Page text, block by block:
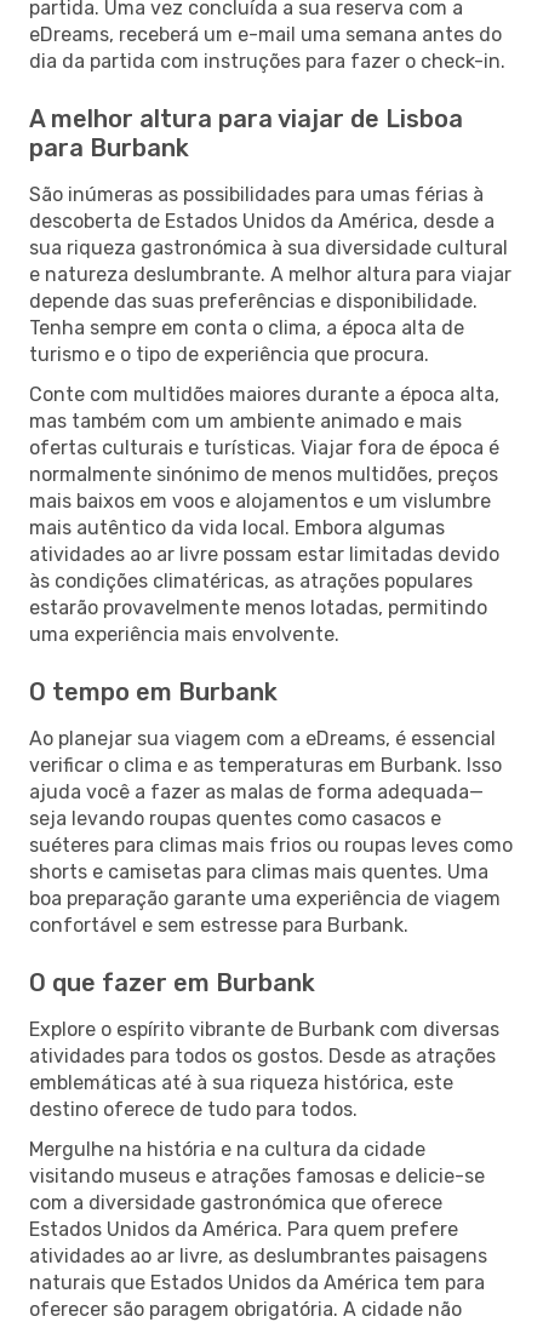
partida. Uma vez concluída a sua reserva com a
eDreams, receberá um e-mail uma semana antes do
dia da partida com instruções para fazer o check-in.
A melhor altura para viajar de Lisboa
para Burbank
São inúmeras as possibilidades para umas férias à
descoberta de Estados Unidos da América, desde a
sua riqueza gastronómica à sua diversidade cultural
e natureza deslumbrante. A melhor altura para viajar
depende das suas preferências e disponibilidade.
Tenha sempre em conta o clima, a época alta de
turismo e o tipo de experiência que procura.
Conte com multidões maiores durante a época alta,
mas também com um ambiente animado e mais
ofertas culturais e turísticas. Viajar fora de época é
normalmente sinónimo de menos multidões, preços
mais baixos em voos e alojamentos e um vislumbre
mais autêntico da vida local. Embora algumas
atividades ao ar livre possam estar limitadas devido
às condições climatéricas, as atrações populares
estarão provavelmente menos lotadas, permitindo
uma experiência mais envolvente.
O tempo em Burbank
Ao planejar sua viagem com a eDreams, é essencial
verificar o clima e as temperaturas em Burbank. Isso
ajuda você a fazer as malas de forma adequada—
seja levando roupas quentes como casacos e
suéteres para climas mais frios ou roupas leves como
shorts e camisetas para climas mais quentes. Uma
boa preparação garante uma experiência de viagem
confortável e sem estresse para Burbank.
O que fazer em Burbank
Explore o espírito vibrante de Burbank com diversas
atividades para todos os gostos. Desde as atrações
emblemáticas até à sua riqueza histórica, este
destino oferece de tudo para todos.
Mergulhe na história e na cultura da cidade
visitando museus e atrações famosas e delicie-se
com a diversidade gastronómica que oferece
Estados Unidos da América. Para quem prefere
atividades ao ar livre, as deslumbrantes paisagens
naturais que Estados Unidos da América tem para
oferecer são paragem obrigatória. A cidade não